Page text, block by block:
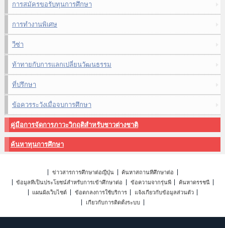
การสมัครขอรับทุนการศึกษา
การทำงานพิเศษ
วีซ่า
ท้าทายกับการแลกเปลี่ยนวัฒนธรรม
ที่ปรึกษา
ข้อควรระวังเมื่อจบการศึกษา
คู่มือการจัดการภาวะวิกฤติสำหรับชาวต่างชาติ
ค้นหาทุนการศึกษา
ข่าวสารการศึกษาต่อญี่ปุ่น
ค้นหาสถานที่ศึกษาต่อ
ข้อมูลที่เป็นประโยชน์สำหรับการเข้าศึกษาต่อ
ข้อความจากรุ่นพี่
ค้นหาดรรชนี
แผนผังเว็บไซต์
ข้อตกลงการใช้บริการ
แจ้งเกี่ยวกับข้อมูลส่วนตัว
เกี่ยวกับการติดตั้งระบบ